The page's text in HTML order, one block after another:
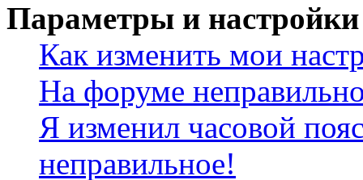
Параметры и настройки
Как изменить мои
На форуме
Я изменил часовой
неправильное!